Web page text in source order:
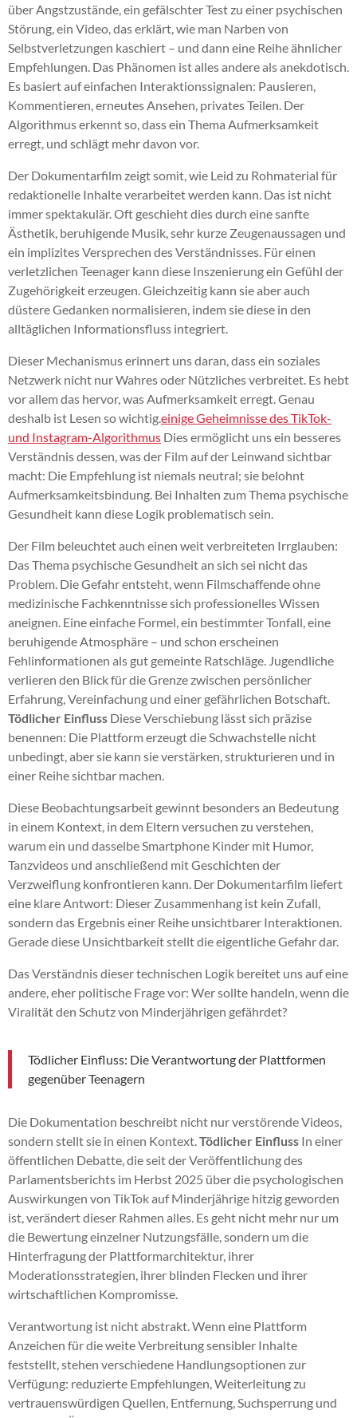
über Angstzustände, ein gefälschter Test zu einer psychischen
Störung, ein Video, das erklärt, wie man Narben von
Selbstverletzungen kaschiert – und dann eine Reihe ähnlicher
Empfehlungen. Das Phänomen ist alles andere als anekdotisch.
Es basiert auf einfachen Interaktionssignalen: Pausieren,
Kommentieren, erneutes Ansehen, privates Teilen. Der
Algorithmus erkennt so, dass ein Thema Aufmerksamkeit
erregt, und schlägt mehr davon vor.
Der Dokumentarfilm zeigt somit, wie Leid zu Rohmaterial für
redaktionelle Inhalte verarbeitet werden kann. Das ist nicht
immer spektakulär. Oft geschieht dies durch eine sanfte
Ästhetik, beruhigende Musik, sehr kurze Zeugenaussagen und
ein implizites Versprechen des Verständnisses. Für einen
verletzlichen Teenager kann diese Inszenierung ein Gefühl der
Zugehörigkeit erzeugen. Gleichzeitig kann sie aber auch
düstere Gedanken normalisieren, indem sie diese in den
alltäglichen Informationsfluss integriert.
Dieser Mechanismus erinnert uns daran, dass ein soziales
Netzwerk nicht nur Wahres oder Nützliches verbreitet. Es hebt
vor allem das hervor, was Aufmerksamkeit erregt. Genau
deshalb ist Lesen so wichtig.einige Geheimnisse des TikTok-
und Instagram-Algorithmus Dies ermöglicht uns ein besseres
Verständnis dessen, was der Film auf der Leinwand sichtbar
macht: Die Empfehlung ist niemals neutral; sie belohnt
Aufmerksamkeitsbindung. Bei Inhalten zum Thema psychische
Gesundheit kann diese Logik problematisch sein.
Der Film beleuchtet auch einen weit verbreiteten Irrglauben:
Das Thema psychische Gesundheit an sich sei nicht das
Problem. Die Gefahr entsteht, wenn Filmschaffende ohne
medizinische Fachkenntnisse sich professionelles Wissen
aneignen. Eine einfache Formel, ein bestimmter Tonfall, eine
beruhigende Atmosphäre – und schon erscheinen
Fehlinformationen als gut gemeinte Ratschläge. Jugendliche
verlieren den Blick für die Grenze zwischen persönlicher
Erfahrung, Vereinfachung und einer gefährlichen Botschaft.
Tödlicher Einfluss Diese Verschiebung lässt sich präzise
benennen: Die Plattform erzeugt die Schwachstelle nicht
unbedingt, aber sie kann sie verstärken, strukturieren und in
einer Reihe sichtbar machen.
Diese Beobachtungsarbeit gewinnt besonders an Bedeutung
in einem Kontext, in dem Eltern versuchen zu verstehen,
warum ein und dasselbe Smartphone Kinder mit Humor,
Tanzvideos und anschließend mit Geschichten der
Verzweiflung konfrontieren kann. Der Dokumentarfilm liefert
eine klare Antwort: Dieser Zusammenhang ist kein Zufall,
sondern das Ergebnis einer Reihe unsichtbarer Interaktionen.
Gerade diese Unsichtbarkeit stellt die eigentliche Gefahr dar.
Das Verständnis dieser technischen Logik bereitet uns auf eine
andere, eher politische Frage vor: Wer sollte handeln, wenn die
Viralität den Schutz von Minderjährigen gefährdet?
Tödlicher Einfluss: Die Verantwortung der Plattformen
gegenüber Teenagern
Die Dokumentation beschreibt nicht nur verstörende Videos,
sondern stellt sie in einen Kontext. Tödlicher Einfluss In einer
öffentlichen Debatte, die seit der Veröffentlichung des
Parlamentsberichts im Herbst 2025 über die psychologischen
Auswirkungen von TikTok auf Minderjährige hitzig geworden
ist, verändert dieser Rahmen alles. Es geht nicht mehr nur um
die Bewertung einzelner Nutzungsfälle, sondern um die
Hinterfragung der Plattformarchitektur, ihrer
Moderationsstrategien, ihrer blinden Flecken und ihrer
wirtschaftlichen Kompromisse.
Verantwortung ist nicht abstrakt. Wenn eine Plattform
Anzeichen für die weite Verbreitung sensibler Inhalte
feststellt, stehen verschiedene Handlungsoptionen zur
Verfügung: reduzierte Empfehlungen, Weiterleitung zu
vertrauenswürdigen Quellen, Entfernung, Suchsperrung und